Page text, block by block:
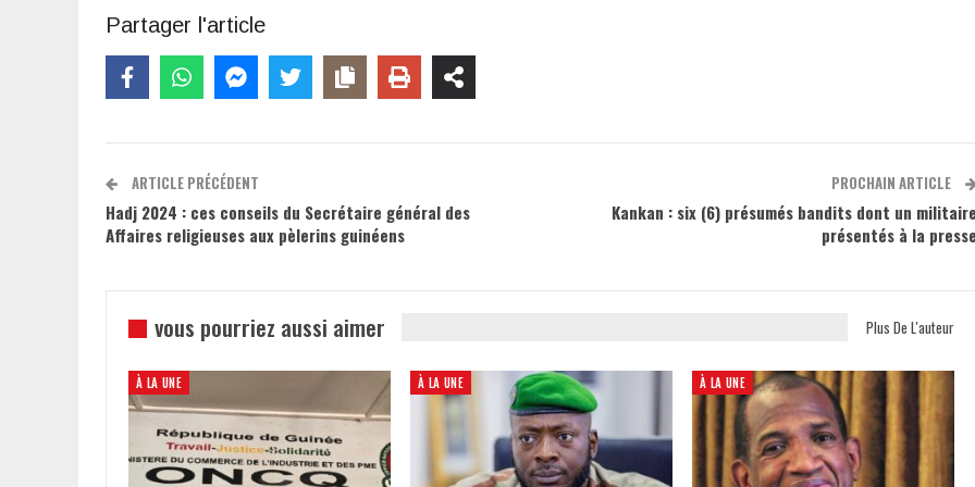
Partager l'article
ARTICLE PRÉCÉDENT
Hadj 2024 : ces conseils du Secrétaire général des
Affaires religieuses aux pèlerins guinéens
PROCHAIN ARTICLE
Kankan : six (6) présumés bandits dont un
présentés à la
vous pourriez aussi aimer Plus De L'auteur
À LA UNE À LA UNE À LA UNE